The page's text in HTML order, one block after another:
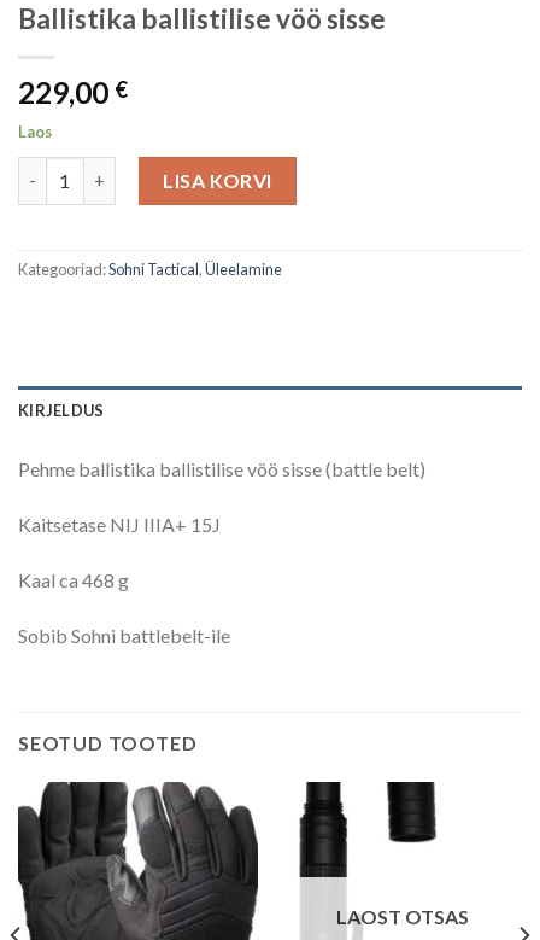
Ballistika ballistilise vöö sisse
229,00 €
Laos
LISA KORVI
Kategooriad:Sohni Tactical,Üleelamine
KIRJELDUS
Pehme ballistika ballistilise vöö sisse (battle belt)
Kaitsetase NIJ IIIA+ 15J
Kaal ca 468 g
Sobib Sohni battlebelt-ile
SEOTUD TOOTED
LAOST OTSAS